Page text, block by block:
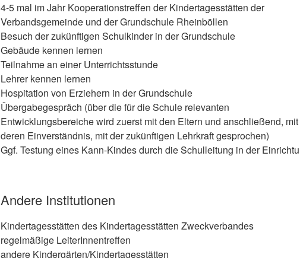
4-5 mal im Jahr Kooperationstreffen der Kindertagesstätten der
Verbandsgemeinde und der Grundschule Rheinböllen
Besuch der zukünftigen Schulkinder in der Grundschule
Gebäude kennen lernen
Teilnahme an einer Unterrichtsstunde
Lehrer kennen lernen
Hospitation von Erziehern in der Grundschule
Übergabegespräch (über die für die Schule relevanten
Entwicklungsbereiche wird zuerst mit den Eltern und anschließend, mit
deren Einverständnis, mit der zukünftigen Lehrkraft gesprochen)
Ggf. Testung eines Kann-Kindes durch die Schulleitung in der
Andere Institutionen
Kindertagesstätten des Kindertagesstätten Zweckverbandes
regelmäßige LeiterInnentreffen
andere Kindergärten/Kindertagesstätten